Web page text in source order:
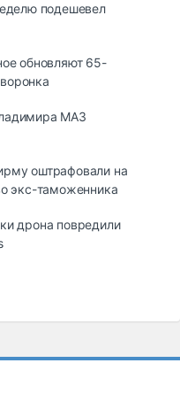
подешевел
обновляют 65-
МАЗ
оштрафовали на
экс-таможенника
дрона повредили